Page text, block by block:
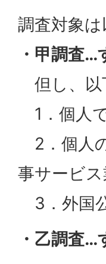
調査対象は
・甲調査
但し、以
1．個人
2．個人
事サービ
3．外国
・乙調査